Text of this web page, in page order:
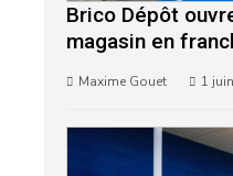
Brico Dépôt
magasin en
Maxime Gouet 1